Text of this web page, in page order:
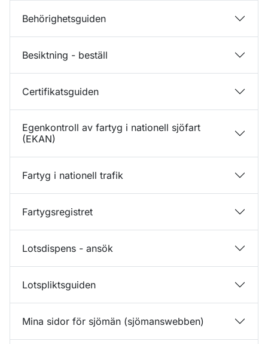
Behörighetsguiden
Besiktning - beställ
Certifikatsguiden
Egenkontroll av fartyg i nationell sjöfart
(EKAN)
Fartyg i nationell trafik
Fartygsregistret
Lotsdispens - ansök
Lotspliktsguiden
Mina sidor för sjömän (sjömanswebben)